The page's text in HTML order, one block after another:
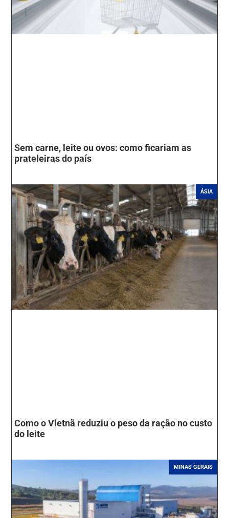
Sem carne, leite ou ovos: como ficariam as
prateleiras do país
ÁSIA
Como o Vietnã reduziu o peso da ração no custo
do leite
MINAS GERAIS